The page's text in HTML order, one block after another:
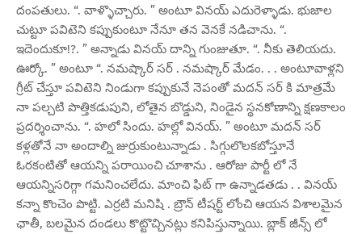
దంపతులు. “. వాళ్ళొచ్చారు. ” అంటూ వినయ్ ఎదురెళ్ళాడు. భుజాల
చుట్టూ పవిటెని కప్పుకుంటూ నేనూ తన వెనకే నడిచాను. “.
ఇదెందుకూ!?. ” అన్నాడు వినయ్ దాన్ని గుంజుతూ. “. నీకు తెలియదు.
ఊర్కో. ” అంటూ “. నమష్కార్ సర్ . నమష్కార్ మేడం. . . అంటూవాళ్లని
గ్రీట్ చేస్తూ పవిటెని నిండుగా కప్పుకునే నెపంతో మదన్ సర్ కి మాత్రమే
నా పల్చటి పొత్తికడుపుని, లోతైన బొడ్డుని, నిండైన స్థనకోణాన్ని క్షణకాలం
ప్రదర్శించాను. “. హలో సిందు. హల్లో వినయ్. ” అంటూ మదన్ సర్
కళ్లతోనే నా అందాల్ని జుర్రుకుంటున్నాడు . సిగ్గులొలకబోస్తూనే
ఓరకంటితో ఆయన్ని పరాయించి చూశాను . ఆరోజు పార్టీ లో నే
ఆయన్నిసరిగ్గా గమనించలేదు. మాంచి ఫిట్ గా ఉన్నాడతడు . . వినయ్
కన్నా కొంచెం పొట్టి. ఎర్రటి మనిషి . బ్రౌన్ టీషర్ట్ లోంచి ఆయన విశాలమైన
ఛాతీ, బలమైన దండలు కొట్టొచ్చినట్లు కనిపిస్తున్నాయి. బ్లాక్ జీన్స్ లో